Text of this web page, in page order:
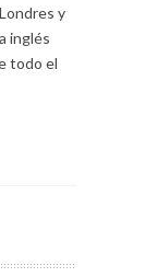
y
inglés
todo el